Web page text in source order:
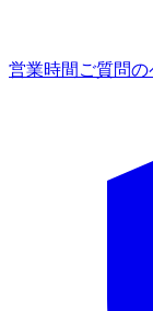
営業時間 ご質問